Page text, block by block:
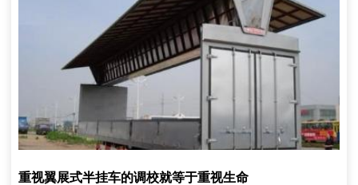
重视翼展式半挂车的调校就等于重视生命